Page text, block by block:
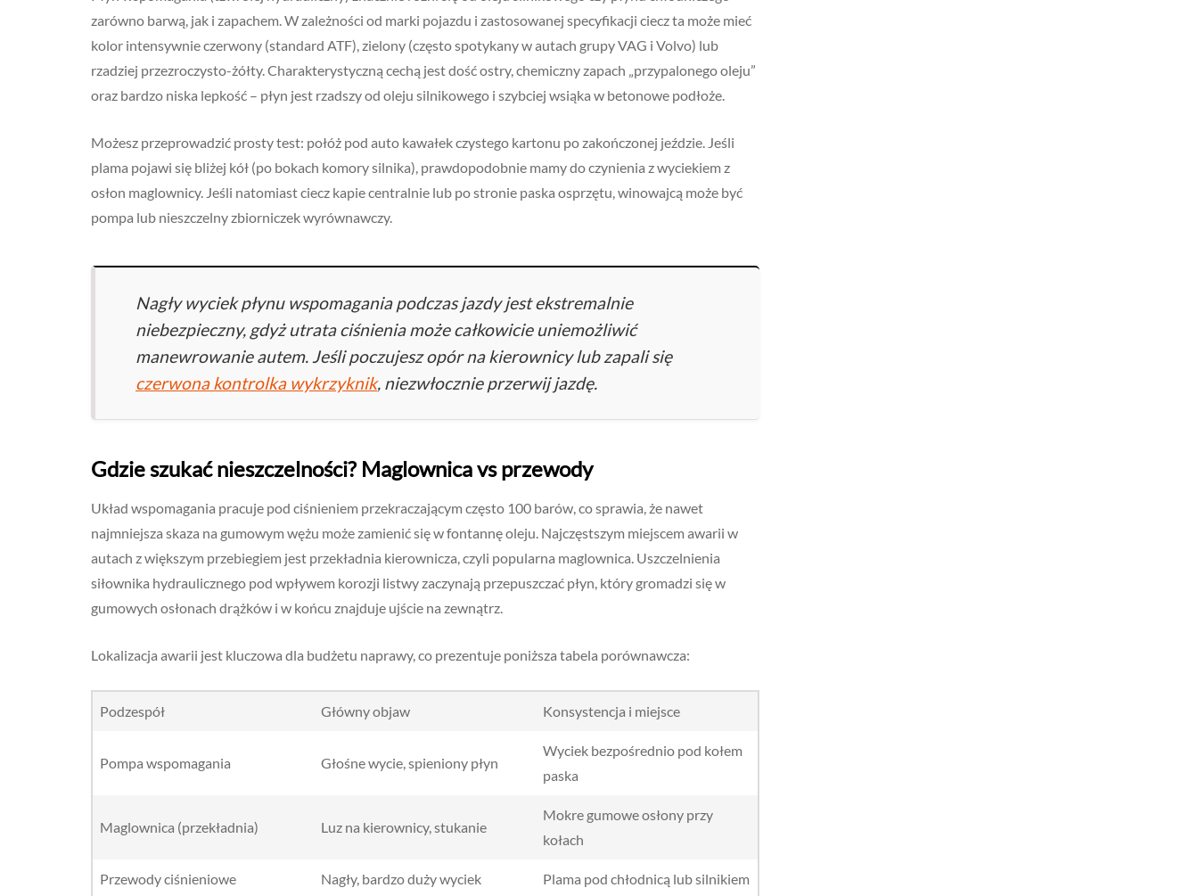
zarówno barwą, jak i zapachem. W zależności od marki pojazdu i zastosowanej specyfikacji ciecz ta może mieć
kolor intensywnie czerwony (standard ATF), zielony (często spotykany w autach grupy VAG i Volvo) lub
rzadziej przezroczysto-żółty. Charakterystyczną cechą jest dość ostry, chemiczny zapach „przypalonego oleju”
oraz bardzo niska lepkość – płyn jest rzadszy od oleju silnikowego i szybciej wsiąka w betonowe podłoże.
Możesz przeprowadzić prosty test: połóż pod auto kawałek czystego kartonu po zakończonej jeździe. Jeśli
plama pojawi się bliżej kół (po bokach komory silnika), prawdopodobnie mamy do czynienia z wyciekiem z
osłon maglownicy. Jeśli natomiast ciecz kapie centralnie lub po stronie paska osprzętu, winowajcą może być
pompa lub nieszczelny zbiorniczek wyrównawczy.
Nagły wyciek płynu wspomagania podczas jazdy jest ekstremalnie
niebezpieczny, gdyż utrata ciśnienia może całkowicie uniemożliwić
manewrowanie autem. Jeśli poczujesz opór na kierownicy lub zapali się
czerwona kontrolka wykrzyknik, niezwłocznie przerwij jazdę.
Gdzie szukać nieszczelności? Maglownica vs przewody
Układ wspomagania pracuje pod ciśnieniem przekraczającym często 100 barów, co sprawia, że nawet
najmniejsza skaza na gumowym wężu może zamienić się w fontannę oleju. Najczęstszym miejscem awarii w
autach z większym przebiegiem jest przekładnia kierownicza, czyli popularna maglownica. Uszczelnienia
siłownika hydraulicznego pod wpływem korozji listwy zaczynają przepuszczać płyn, który gromadzi się w
gumowych osłonach drążków i w końcu znajduje ujście na zewnątrz.
Lokalizacja awarii jest kluczowa dla budżetu naprawy, co prezentuje poniższa tabela porównawcza:
Podzespół Główny objaw Konsystencja i miejsce
Pompa wspomagania Głośne wycie, spieniony płyn
Wyciek bezpośrednio pod kołem
paska
Maglownica (przekładnia) Luz na kierownicy, stukanie
Mokre gumowe osłony przy
kołach
Przewody ciśnieniowe Nagły, bardzo duży wyciek Plama pod chłodnicą lub silnikiem